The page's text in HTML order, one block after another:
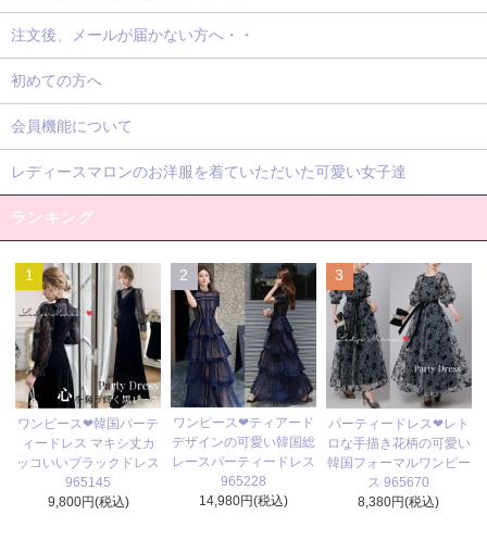
注文後、メールが届かない方へ・・
初めての方へ
会員機能について
レディースマロンのお洋服を着ていただいた可愛い女子達
ランキング
1
ワンピース❤韓国パーテ
ィードレス マキシ丈カ
ッコいいブラックドレス
965145
9,800円(税込)
2
ワンピース❤ティアード
デザインの可愛い韓国総
レースパーティードレス
965228
14,980円(税込)
3
パーティードレス❤レト
ロな手描き花柄の可愛い
韓国フォーマルワンピー
ス 965670
8,380円(税込)